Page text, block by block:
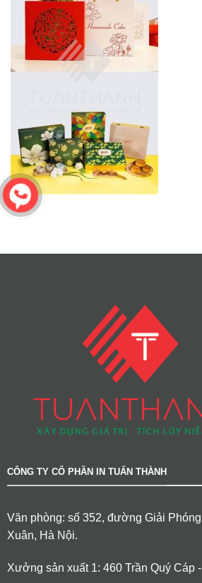
CÔNG TY CỔ PHẦN IN TUẤN THÀNH
Văn phòng: số 352, đường Giải
Xuân, Hà Nội.
Xưởng sản xuất 1: 460 Trần Quý Cáp